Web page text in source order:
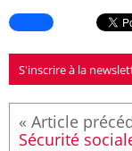
S'inscrire à la
Sécurité